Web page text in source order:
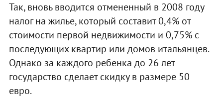
Так, вновь вводится отмененный в 2008 году
налог на жилье, который составит 0,4% от
стоимости первой недвижимости и 0,75% с
последующих квартир или домов итальянцев.
Однако за каждого ребенка до 26 лет
государство сделает скидку в размере 50
евро.